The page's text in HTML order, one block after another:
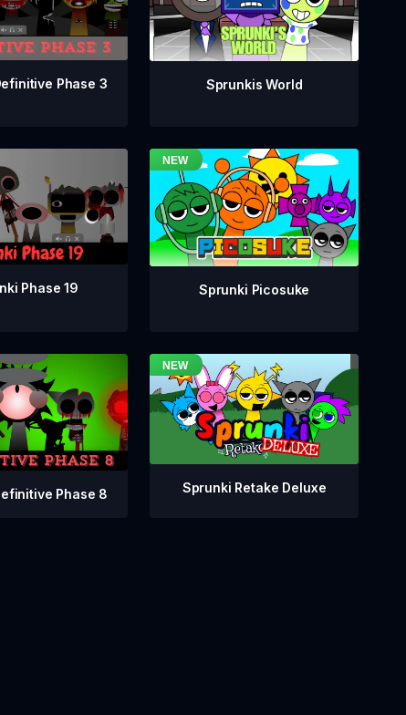
Phase 3 Sprunkis World
Phase 19 Sprunki Picosuke
Phase 8 Sprunki Retake Deluxe